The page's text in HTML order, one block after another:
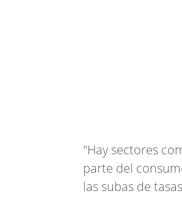
"Hay sectores
parte del
las subas de